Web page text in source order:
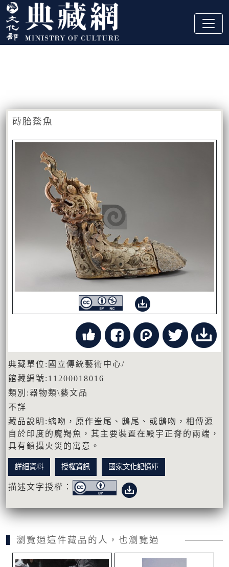
跳到主要內容
:::
磚胎鰲魚
典藏單位:國立傳統藝術中心/
館藏編號:11200018016
類別:器物類\藝文品
不詳
藏品說明:螭吻，原作蚩尾、鴟尾、或鴟吻，相傳源
自於印度的魔羯魚，其主要裝置在殿宇正脊的兩端，
具有鎮攝火災的寓意。
詳細資料 授權資訊 國家文化記憶庫
描述文字授權：
瀏覽過這件藏品的人，也瀏覽過